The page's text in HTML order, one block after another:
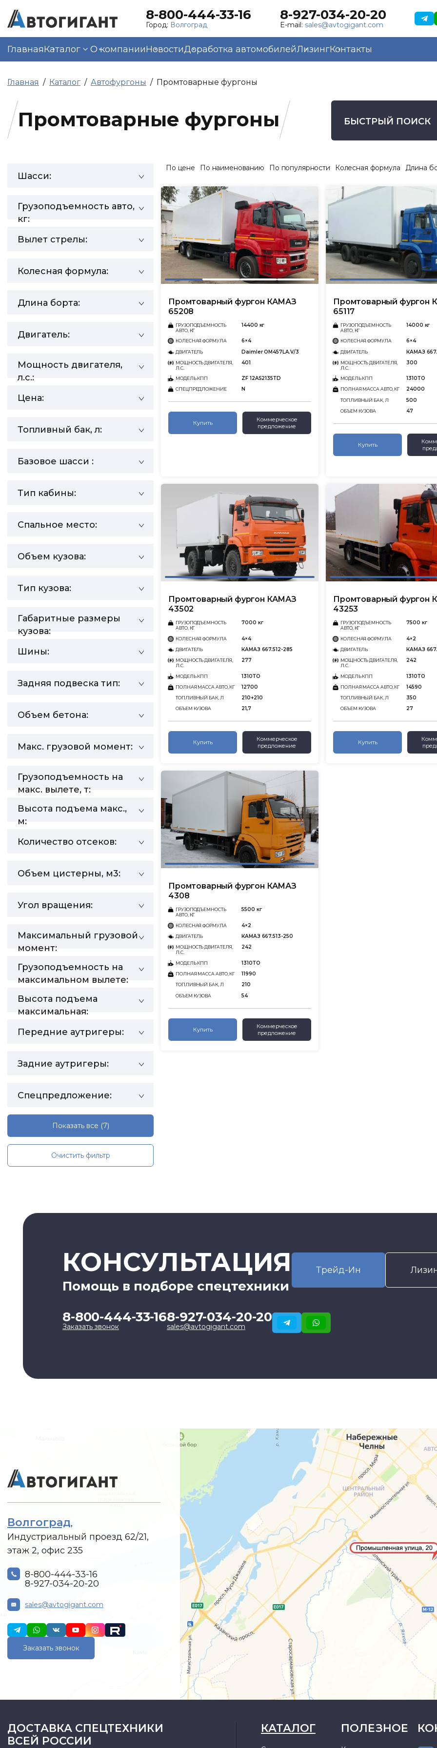
8-800-444-33-16
Город: Волгоград
8-927-034-20-20
E-mail: sales@avtogigant.com
ГлавнаяКаталог О компанииНовостиДоработка автомобилейЛизингКонтакты
Главная Каталог Автофургоны Промтоварные фургоны
Промтоварные фургоны БЫСТРЫЙ ПОИСК
Шасси:
Грузоподъемность авто,
кг:
Вылет стрелы:
Колесная формула:
Длина борта:
Двигатель:
Мощность двигателя,
л.с.:
Цена:
Топливный бак, л:
Базовое шасси :
Тип кабины:
Спальное место:
Объем кузова:
Тип кузова:
Габаритные размеры
кузова:
Шины:
Задняя подвеска тип:
Объем бетона:
Макс. грузовой момент:
Грузоподъемность на
макс. вылете, т:
Высота подъема макс.,
м:
Количество отсеков:
Объем цистерны, м3:
Угол вращения:
Максимальный грузовой
момент:
Грузоподъемность на
максимальном вылете:
Высота подъема
максимальная:
Передние аутригеры:
Задние аутригеры:
Спецпредложение:
Показать все (7)
Очистить фильтр
По цене По наименованию По популярности Колесная формула Длина
Промтоварный фургон КАМАЗ
65208
ГРУЗОПОДЪЕМНОСТЬ
АВТО, КГ
14400 кг
КОЛЕСНАЯ ФОРМУЛА 6×4
ДВИГАТЕЛЬ Daimler OM457LA.V/3
МОЩНОСТЬ ДВИГАТЕЛЯ,
Л.С.
401
МОДЕЛЬ КПП ZF 12AS2135ТD
СПЕЦПРЕДЛОЖЕНИЕ N
Купить
Коммерческое
предложение
Промтоварный фургон
65117
ГРУЗОПОДЪЕМНОСТЬ
АВТО, КГ
14000 кг
КОЛЕСНАЯ ФОРМУЛА 6×4
ДВИГАТЕЛЬ КАМАЗ
МОЩНОСТЬ ДВИГАТЕЛЯ,
Л.С.
300
МОДЕЛЬ КПП 1310ТО
ПОЛНАЯ МАССА АВТО, КГ 24000
ТОПЛИВНЫЙ БАК, Л 500
ОБЪЕМ КУЗОВА 47
Купить
Промтоварный фургон КАМАЗ
43502
ГРУЗОПОДЪЕМНОСТЬ
АВТО, КГ
7000 кг
КОЛЕСНАЯ ФОРМУЛА 4×4
ДВИГАТЕЛЬ КАМАЗ 667.512-285
МОЩНОСТЬ ДВИГАТЕЛЯ,
Л.С.
277
МОДЕЛЬ КПП 1310ТО
ПОЛНАЯ МАССА АВТО, КГ 12700
ТОПЛИВНЫЙ БАК, Л 210+210
ОБЪЕМ КУЗОВА 21,7
Купить
Коммерческое
предложение
Промтоварный фургон
43253
ГРУЗОПОДЪЕМНОСТЬ
АВТО, КГ
7500 кг
КОЛЕСНАЯ ФОРМУЛА 4×2
ДВИГАТЕЛЬ КАМАЗ
МОЩНОСТЬ ДВИГАТЕЛЯ,
Л.С.
242
МОДЕЛЬ КПП 1310ТО
ПОЛНАЯ МАССА АВТО, КГ 14590
ТОПЛИВНЫЙ БАК, Л 350
ОБЪЕМ КУЗОВА 27
Купить
Промтоварный фургон КАМАЗ
4308
ГРУЗОПОДЪЕМНОСТЬ
АВТО, КГ
5500 кг
КОЛЕСНАЯ ФОРМУЛА 4×2
ДВИГАТЕЛЬ КАМАЗ 667.513-250
МОЩНОСТЬ ДВИГАТЕЛЯ,
Л.С.
242
МОДЕЛЬ КПП 1310ТО
ПОЛНАЯ МАССА АВТО, КГ 11990
ТОПЛИВНЫЙ БАК, Л 210
ОБЪЕМ КУЗОВА 54
Купить
Коммерческое
предложение
КОНСУЛЬТАЦИЯ
Помощь в подборе спецтехники
Трейд-Ин
8-800-444-33-16
Заказать звонок
8-927-034-20-20
sales@avtogigant.com
Волгоград,
Индустриальный проезд 62/21,
этаж 2, офис 235
8-800-444-33-16
8-927-034-20-20
sales@avtogigant.com
Заказать звонок
ДОСТАВКА СПЕЦТЕХНИКИ
ВСЕЙ РОССИИ
КАТАЛОГ ПОЛЕЗНОЕ